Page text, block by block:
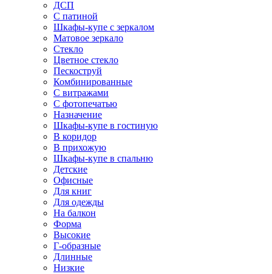
ДСП
С патиной
Шкафы-купе с зеркалом
Матовое зеркало
Стекло
Цветное стекло
Пескоструй
Комбинированные
С витражами
С фотопечатью
Назначение
Шкафы-купе в гостиную
В коридор
В прихожую
Шкафы-купе в спальню
Детские
Офисные
Для книг
Для одежды
На балкон
Форма
Высокие
Г-образные
Длинные
Низкие